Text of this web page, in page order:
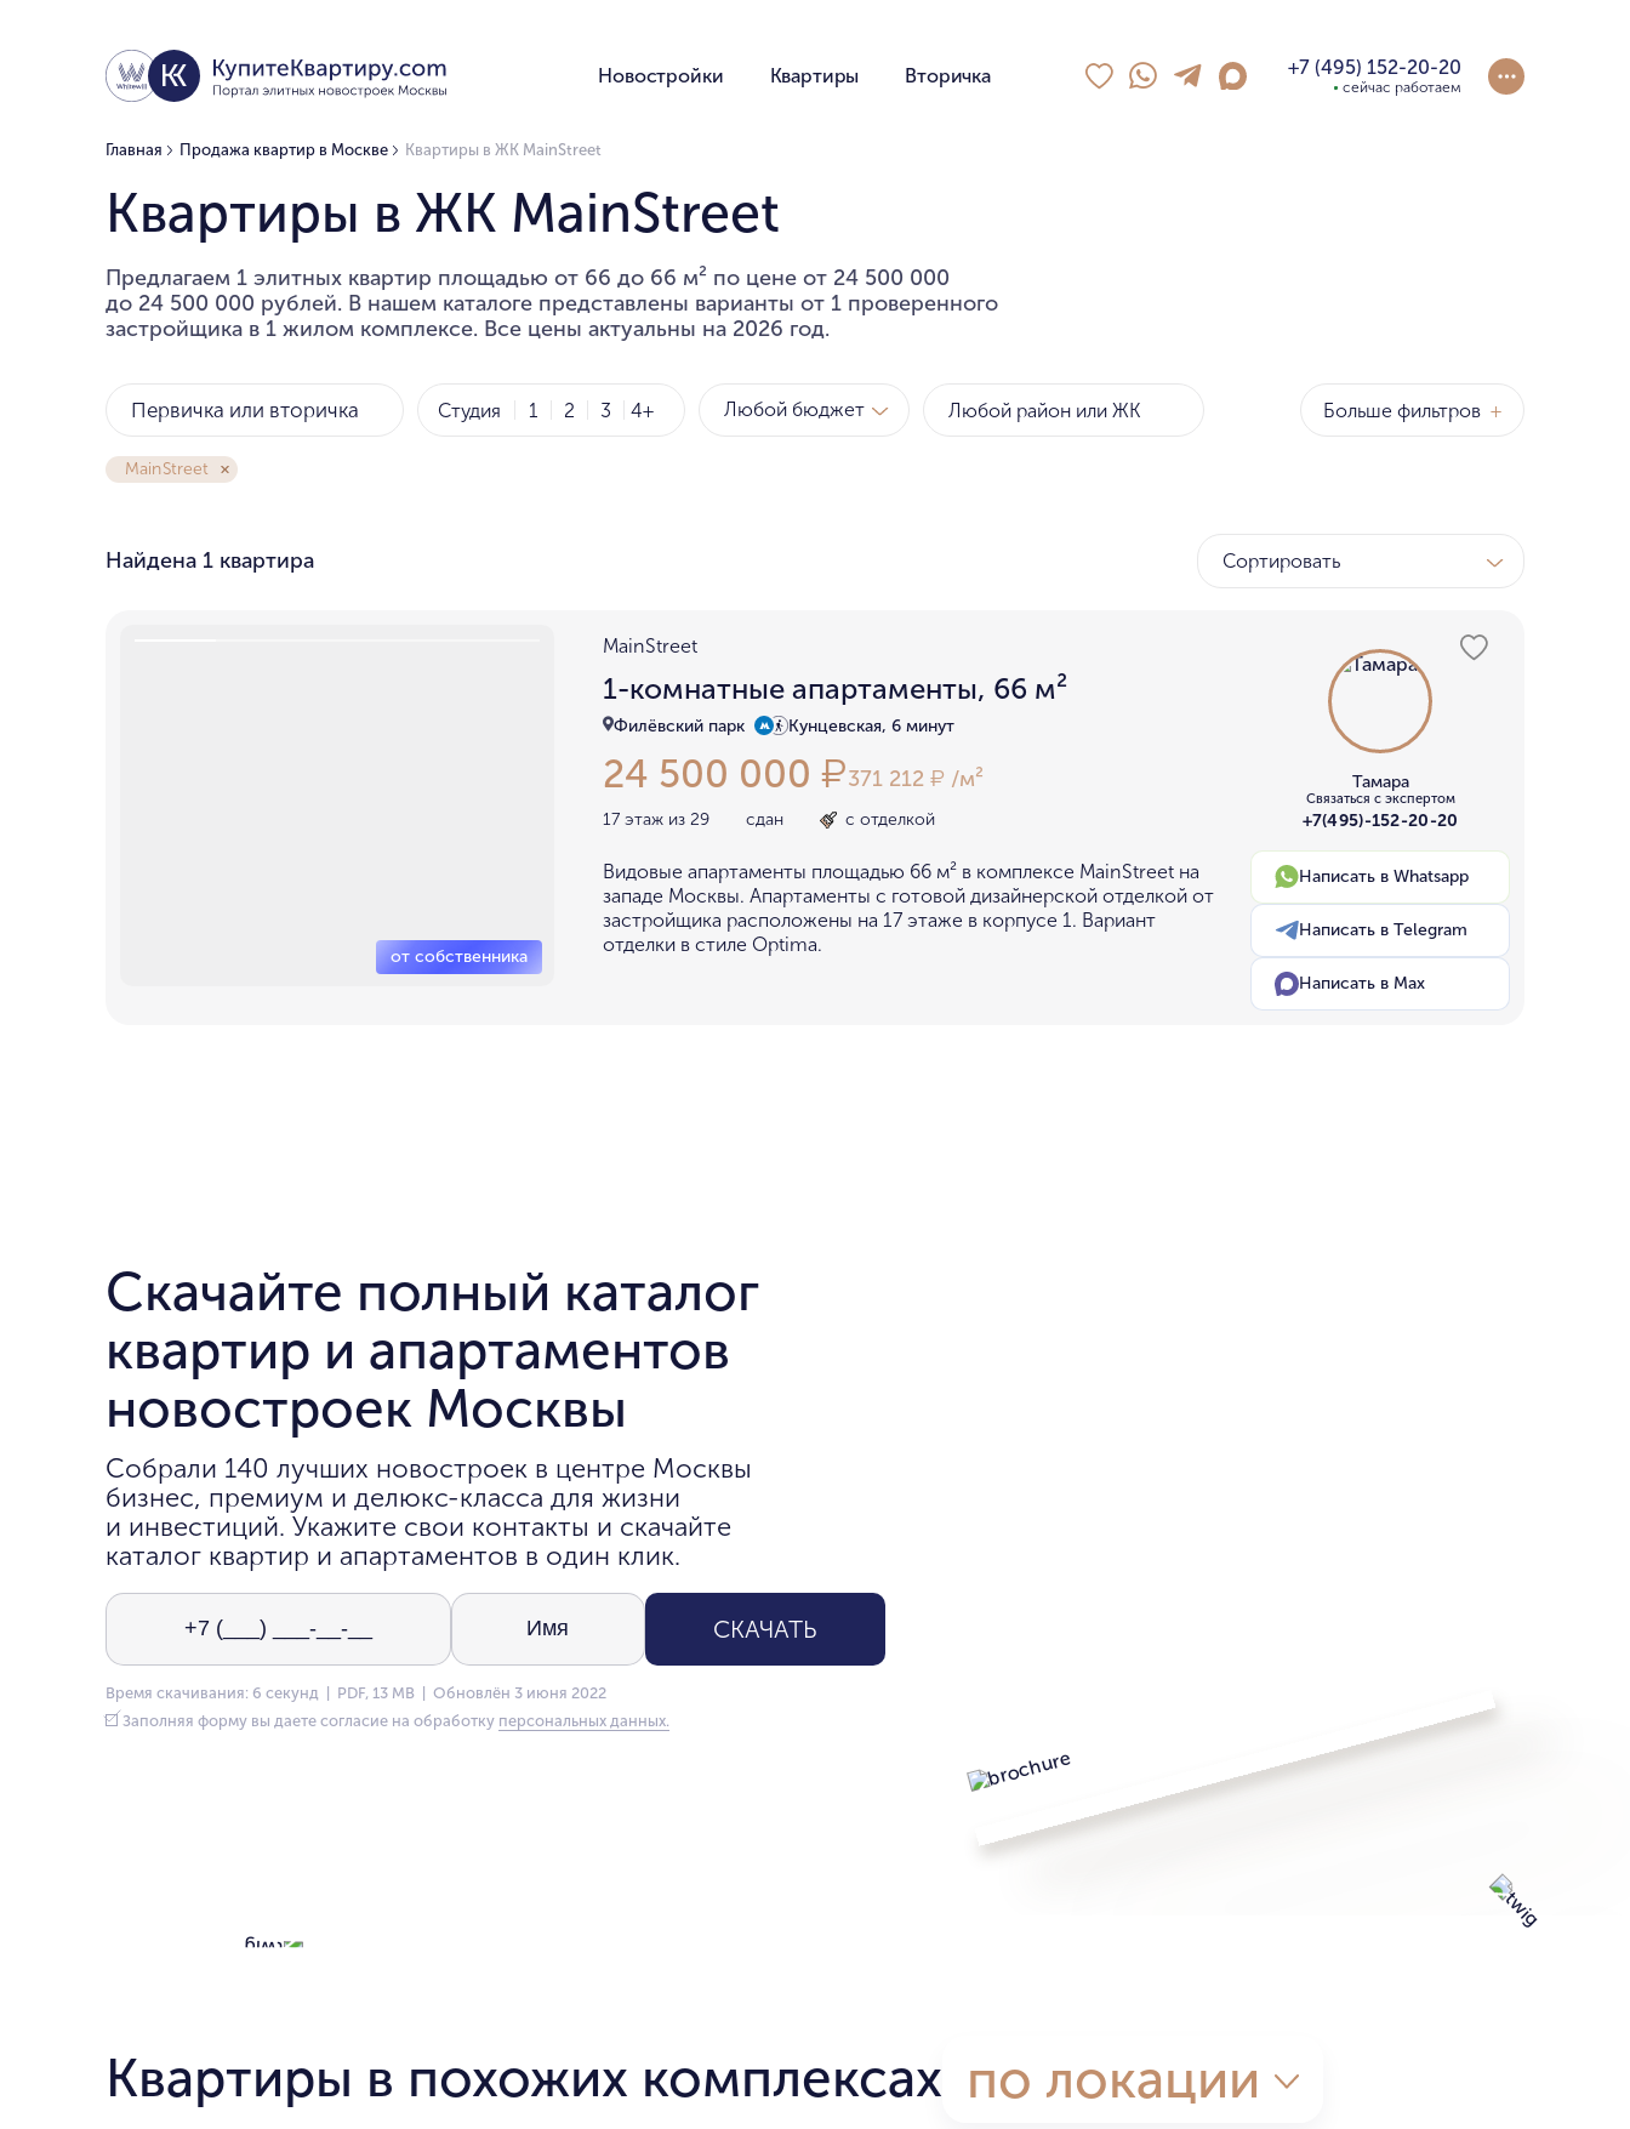
Новостройки Квартиры Вторичка +7 (495) 152-20-20
сейчас работаем
Главная Продажа квартир в Москве Квартиры в ЖК MainStreet
Квартиры в ЖК MainStreet
Предлагаем 1 элитных квартир площадью от 66 до 66 м² по цене от 24 500 000
до 24 500 000 рублей. В нашем каталоге представлены варианты от 1 проверенного
застройщика в 1 жилом комплексе. Все цены актуальны на 2026 год.
Первичка или вторичка Студия 1 2 3 4+ Любой бюджет
до 15 миллионов 15-30 миллионов
30-50 миллионов 50-70 миллионов
70-100 миллионов от 100 миллионов
на Патриарших на Чистых
в Долине реки Сетунь
внутри Садового Кольца
Больше фильтров +
MainStreet
Найдена 1 квартира Сортировать
MainStreet
1-комнатные апартаменты, 66 м²
Филёвский парк Кунцевская, 6 минут
24 500 000 ₽371 212 ₽ /м²
17 этаж из 29 сдан с отделкой
Видовые апартаменты площадью 66 м² в комплексе MainStreet на
западе Москвы. Апартаменты с готовой дизайнерской отделкой от
застройщика расположены на 17 этаже в корпусе 1. Вариант
отделки в стиле Optima.
Тамара
Связаться с экспертом
+7(495)-152-20-20
Написать в Whatsapp
Написать в Telegram
Написать в Max
Скачайте полный каталог
квартир и апартаментов
новостроек Москвы
Собрали 140 лучших новостроек в центре Москвы
бизнес, премиум и делюкс-класса для жизни
и инвестиций. Укажите свои контакты и скачайте
каталог квартир и апартаментов в один клик.
СКАЧАТЬ
Время скачивания: 6 секунд | PDF, 13 MB | Обновлён 3 июня 2022
Заполняя форму вы даете согласие на обработку персональных данных.
Квартиры в похожих комплексах по локации